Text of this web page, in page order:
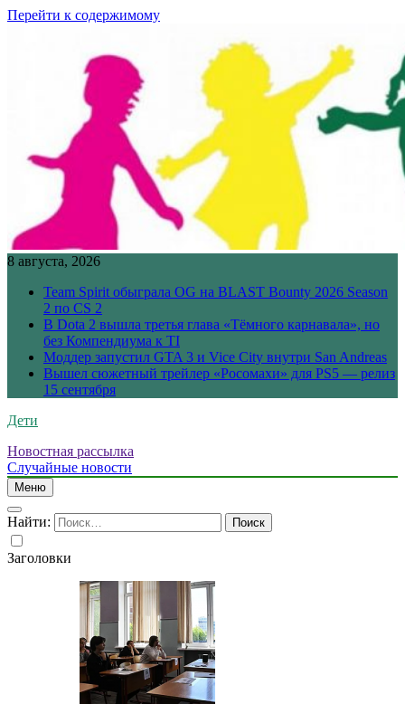
Перейти к содержимому
8 августа, 2026
Team Spirit обыграла OG на BLAST Bounty 2026 Season
2 по CS 2
В Dota 2 вышла третья глава «Тёмного карнавала», но
без Компендиума к TI
Моддер запустил GTA 3 и Vice City внутри San Andreas
Вышел сюжетный трейлер «Росомахи» для PS5 — релиз
15 сентября
Дети
Новостная рассылка
Случайные новости
Меню
Найти:
Заголовки